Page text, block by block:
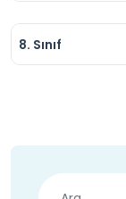
8. Sınıf